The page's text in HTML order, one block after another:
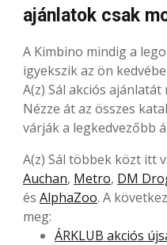
ajánlatok csak
A Kimbino mindig a
igyekszik az ön
A(z) Sál akciós
Nézze át az összes
várják a legkedvezőbb
A(z) Sál többek közt itt
Auchan, Metro, DM
és AlphaZoo. A
meg:
ÁRKLUB akciós